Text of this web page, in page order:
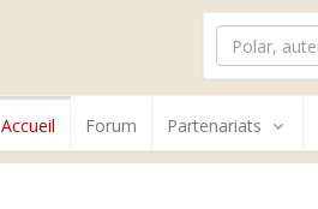
Accueil Forum Partenariats